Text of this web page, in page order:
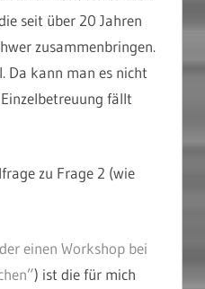
seit über 20 Jahren
zusammenbringen.
Da kann man es nicht
fällt
zu Frage 2 (wie
einen Workshop bei
) ist die für mich